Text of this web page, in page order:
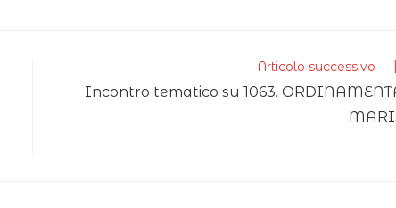
Articolo successivo
Incontro tematico su 1063.